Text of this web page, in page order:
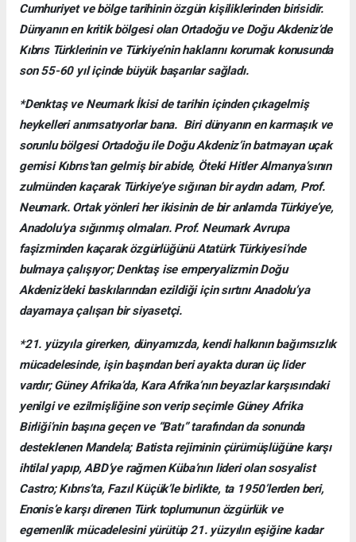
Cumhuriyet ve bölge tarihinin özgün kişiliklerinden birisidir.
Dünyanın en kritik bölgesi olan Ortadoğu ve Doğu Akdeniz’de
Kıbrıs Türklerinin ve Türkiye’nin haklarını korumak konusunda
son 55-60 yıl içinde büyük başarılar sağladı.
*Denktaş ve Neumark İkisi de tarihin içinden çıkagelmiş
heykelleri anımsatıyorlar bana. Biri dünyanın en karmaşık ve
sorunlu bölgesi Ortadoğu ile Doğu Akdeniz’in batmayan uçak
gemisi Kıbrıs’tan gelmiş bir abide, Öteki Hitler Almanya’sının
zulmünden kaçarak Türkiye’ye sığınan bir aydın adam, Prof.
Neumark. Ortak yönleri her ikisinin de bir anlamda Türkiye’ye,
Anadolu’ya sığınmış olmaları. Prof. Neumark Avrupa
faşizminden kaçarak özgürlüğünü Atatürk Türkiyesi’nde
bulmaya çalışıyor; Denktaş ise emperyalizmin Doğu
Akdeniz’deki baskılarından ezildiği için sırtını Anadolu’ya
dayamaya çalışan bir siyasetçi.
*21. yüzyıla girerken, dünyamızda, kendi halkının bağımsızlık
mücadelesinde, işin başından beri ayakta duran üç lider
vardır; Güney Afrika’da, Kara Afrika’nın beyazlar karşısındaki
yenilgi ve ezilmişliğine son verip seçimle Güney Afrika
Birliği’nin başına geçen ve “Batı” tarafından da sonunda
desteklenen Mandela; Batista rejiminin çürümüşlüğüne karşı
ihtilal yapıp, ABD’ye rağmen Küba’nın lideri olan sosyalist
Castro; Kıbrıs’ta, Fazıl Küçük’le birlikte, ta 1950’lerden beri,
Enonis’e karşı direnen Türk toplumunun özgürlük ve
egemenlik mücadelesini yürütüp 21. yüzyılın eşiğine kadar